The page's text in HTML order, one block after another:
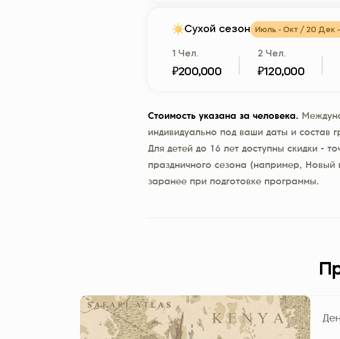
Сухой сезон Июль - Окт / 20 Дек -
1 Чел.
₽200,000
2 Чел.
₽120,000
Стоимость указана за человека.
индивидуально под ваши даты и состав
Для детей до 16 лет доступны скидки -
праздничного сезона (например,
заранее при подготовке программы.